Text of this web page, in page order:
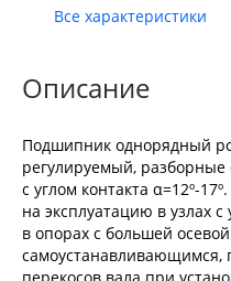
Все характеристики
Описание
Подшипник однорядный
регулируемый,
с углом контакта α=12º-
на эксплуатацию в узлах
в опорах с большей
самоустанавливающимся,